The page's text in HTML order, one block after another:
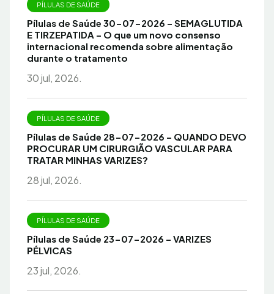
PÍLULAS DE SAÚDE
Pílulas de Saúde 30-07-2026 – SEMAGLUTIDA
E TIRZEPATIDA – O que um novo consenso
internacional recomenda sobre alimentação
durante o tratamento
30 jul, 2026.
PÍLULAS DE SAÚDE
Pílulas de Saúde 28-07-2026 – QUANDO DEVO
PROCURAR UM CIRURGIÃO VASCULAR PARA
TRATAR MINHAS VARIZES?
28 jul, 2026.
PÍLULAS DE SAÚDE
Pílulas de Saúde 23-07-2026 – VARIZES
PÉLVICAS
23 jul, 2026.